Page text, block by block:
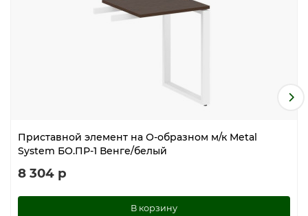
Приставной элемент на О-образном м/к Metal
System БО.ПР-1 Венге/белый
8 304 р
В корзину